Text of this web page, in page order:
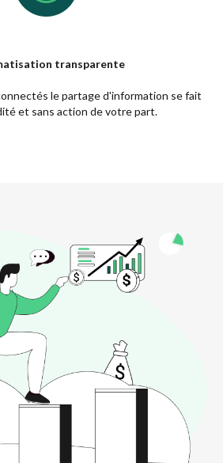
transparente
le partage d'information se fait
et sans action de votre part.